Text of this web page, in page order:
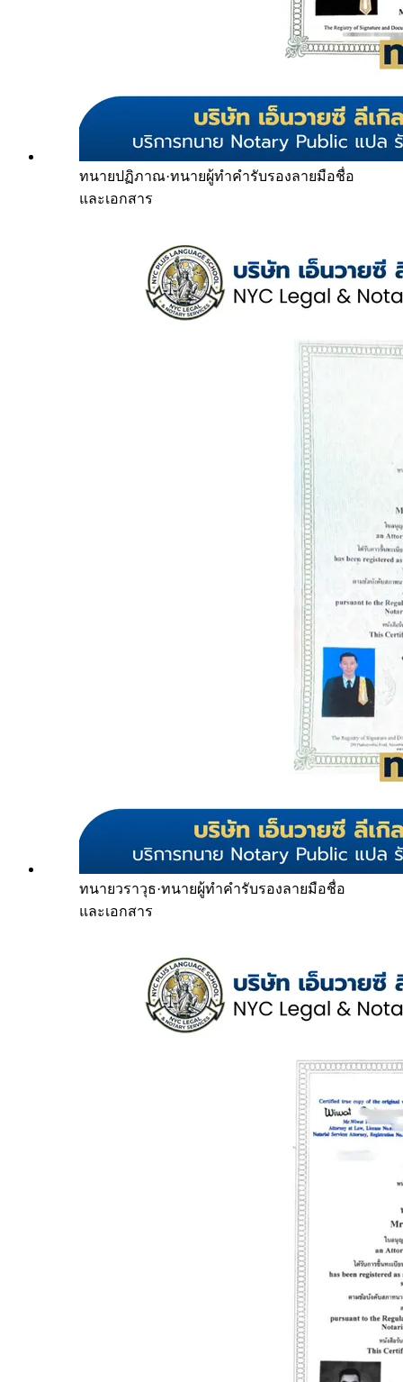
ทนายปฏิภาณ·ทนายผู้ทำคำรับรองลายมือชื่อ
และเอกสาร
ทนายวราวุธ·ทนายผู้ทำคำรับรองลายมือชื่อ
และเอกสาร